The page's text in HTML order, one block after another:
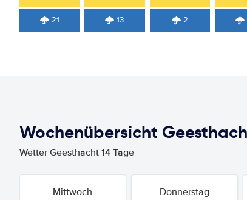
21 13 2
Wochenübersicht
Wetter Geesthacht 14 Tage
Mittwoch Donnerstag